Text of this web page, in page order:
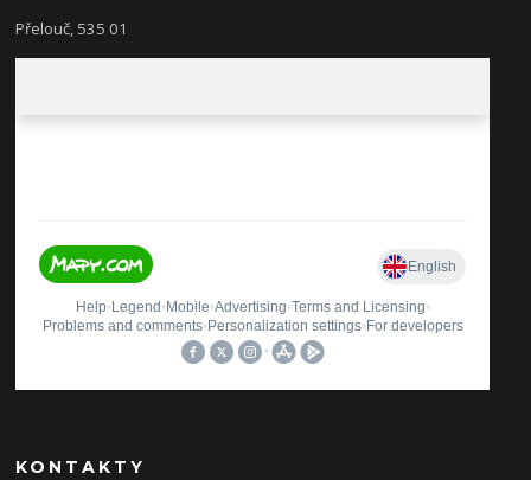
Přelouč, 535 01
KONTAKTY